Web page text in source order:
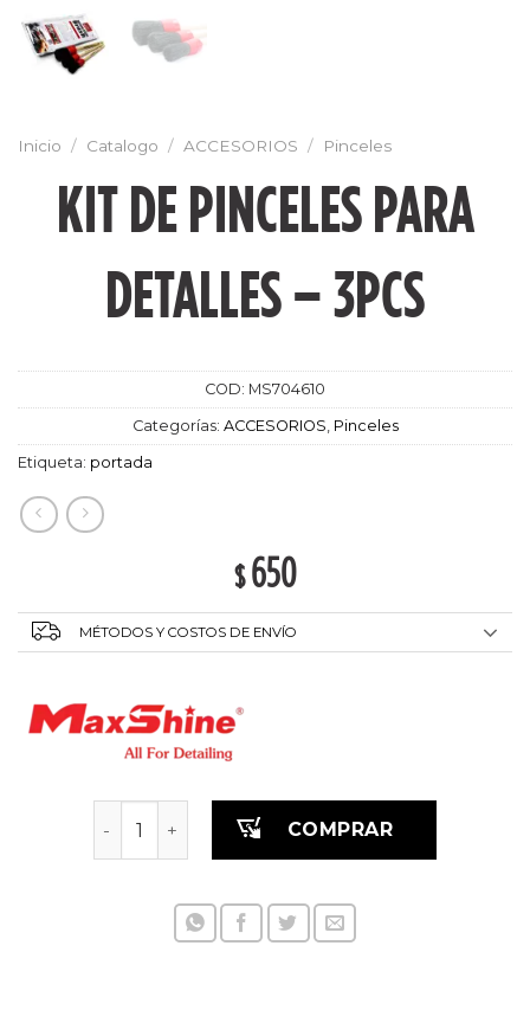
Inicio / Catalogo / ACCESORIOS / Pinceles
KIT DE PINCELES PARA
DETALLES – 3PCS
COD: MS704610
Categorías: ACCESORIOS Pinceles
Etiqueta: portada
$ 650
MÉTODOS Y COSTOS DE ENVÍO
Kit de Pinceles para Detalles - 3pcs cantidad
COMPRAR